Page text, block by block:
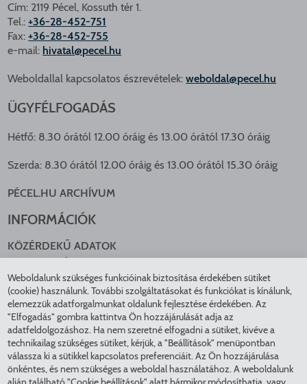
Cím: 2119 Pécel, Kossuth tér 1.
Tel.:+36-28-452-751
Fax:+36-28-452-755
e-mail: hivatal@pecel.hu
Weboldallal kapcsolatos észrevételek:weboldal@pecel.hu
ÜGYFÉLFOGADÁS
Hétfő: 8.30 órától 12.00 óráig és 13.00 órától 17.30 óráig
Szerda: 8.30 órától 12.00 óráig és 13.00 órától 15.30 óráig
PÉCEL.HU ARCHÍVUM
INFORMÁCIÓK
KÖZÉRDEKŰ ADATOK
KÖZLEKEDÉS
ADATKEZELÉS
ÁTLÁTHATÓ ÖNKORMÁNYZAT
COOKIE BEÁLLÍTÁSOK
INTÉZMÉNYEK
Weboldalunk szükséges funkcióinak biztosítása érdekében sütiket
(cookie) használunk. További szolgáltatásokat és funkciókat is kínálunk,
elemezzük adatforgalmunkat oldalunk fejlesztése érdekében. Az
"Elfogadás" gombra kattintva Ön hozzájárulását adja az
adatfeldolgozáshoz. Ha nem szeretné elfogadni a sütiket, kivéve a
technikailag szükséges sütiket, kérjük, a "Beállítások" menüpontban
válassza ki a sütikkel kapcsolatos preferenciáit. Az Ön hozzájárulása
önkéntes, és nem szükséges a weboldal használatához. A weboldalunk